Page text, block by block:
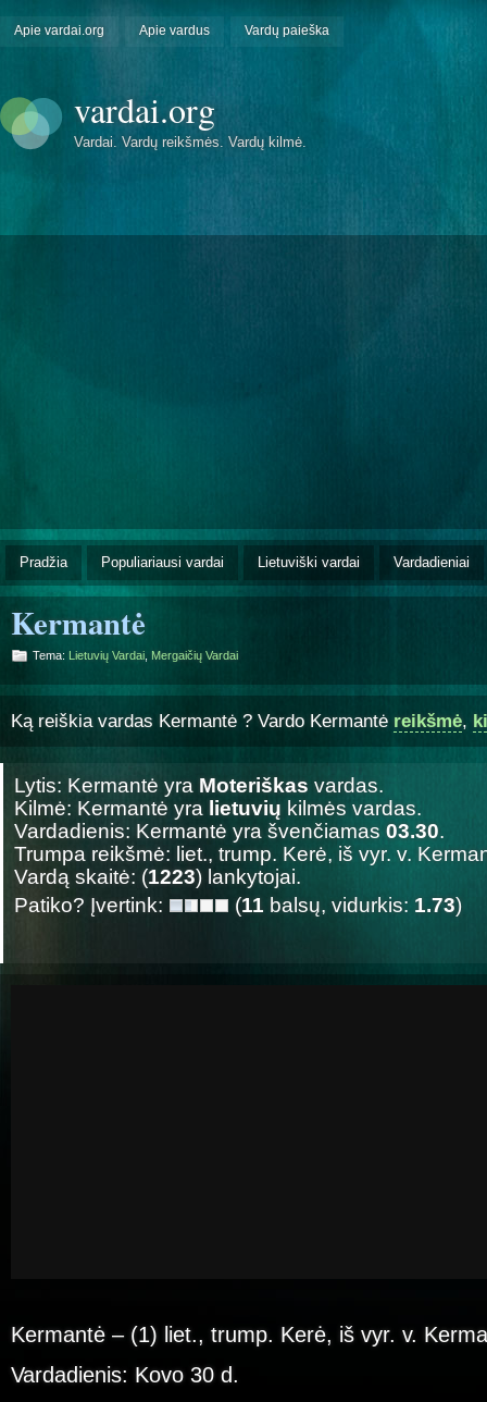
Apie vardai.org Apie vardus Vardų paieška
vardai.org
Vardai. Vardų reikšmės. Vardų kilmė.
Pradžia Populiariausi vardai Lietuviški vardai Vardadieniai
Kermantė
Tema: Lietuvių Vardai Mergaičių Vardai
Ką reiškia vardas Kermantė ? Vardo Kermantė reikšmė,
Lytis: Kermantė yra Moteriškas vardas.
Kilmė: Kermantė yra lietuvių kilmės vardas.
Vardadienis: Kermantė yra švenčiamas 03.30.
Trumpa reikšmė: liet., trump. Kerė, iš vyr. v.
Vardą skaitė: (1223) lankytojai.
Patiko? Įvertink:
(11 balsų, vidurkis: 1.73)
Kermantė – (1) liet., trump. Kerė, iš vyr. v.
Vardadienis: Kovo 30 d.